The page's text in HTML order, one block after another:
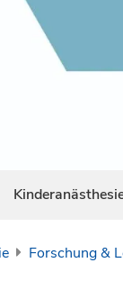
Forschung &